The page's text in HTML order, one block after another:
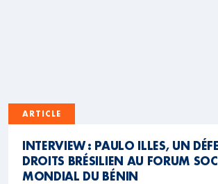
ARTICLE
INTERVIEW : PAULO ILLES, UN
DROITS BRÉSILIEN AU FORUM
MONDIAL DU BÉNIN